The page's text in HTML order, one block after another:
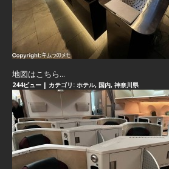
地図はこちら...
244ビュー | カテゴリ: ホテル, 国内, 神奈川県